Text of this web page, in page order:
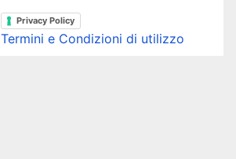
Privacy Policy
Termini e Condizioni di utilizzo